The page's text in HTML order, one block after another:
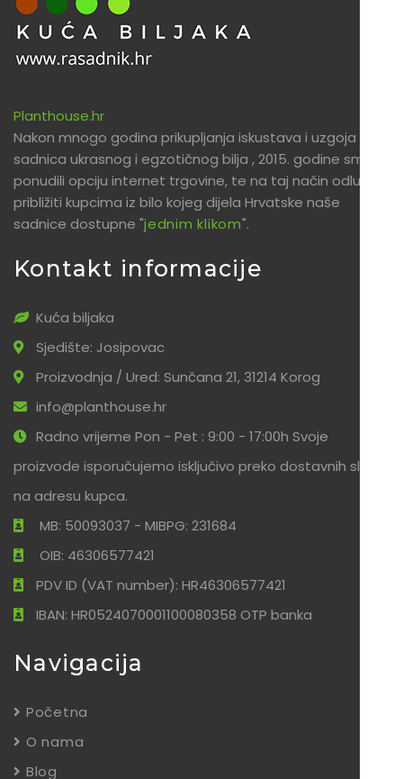
Planthouse.hr
Nakon mnogo godina prikupljanja iskustava i uzgoja
sadnica ukrasnog i egzotičnog bilja , 2015. godine smo
ponudili opciju internet trgovine, te na taj način odlučili
približiti kupcima iz bilo kojeg dijela Hrvatske naše
sadnice dostupne "jednim klikom".
Kontakt informacije
Kuća biljaka
Sjedište: Josipovac
Proizvodnja / Ured: Sunčana 21, 31214 Korog
info@planthouse.hr
Radno vrijeme Pon - Pet : 9:00 - 17:00h Svoje
proizvode isporučujemo isključivo preko dostavnih službi
na adresu kupca.
MB: 50093037 - MIBPG: 231684
OIB: 46306577421
PDV ID (VAT number): HR46306577421
IBAN: HR0524070001100080358 OTP banka
Navigacija
Početna
O nama
Blog